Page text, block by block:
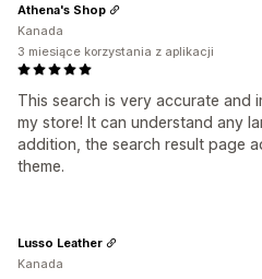
This search is very accurate and
my store! It can understand any
addition, the search result page
theme.
Athena's Shop
Kanada
3 miesiące korzystania z aplikacji
Lusso Leather
Kanada